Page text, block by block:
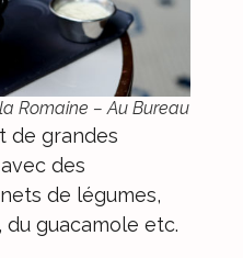
Romaine – Au Bureau
de grandes
des
de légumes,
guacamole etc.